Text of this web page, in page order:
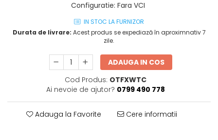
Configuratie: Fara VCI
IN STOC LA FURNIZOR
Durata de livrare: Acest produs se expediază în aproximnativ 7
zile.
ADAUGA IN COS
Cod Produs: OTFXWTC
Ai nevoie de ajutor? 0799 490 778
Adauga la Favorite Cere informatii